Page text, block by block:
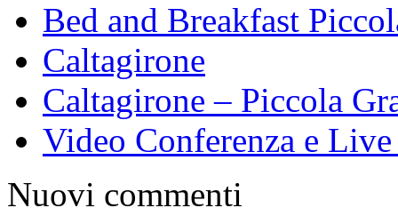
Bed and Breakfast
Caltagirone
Caltagirone – Piccola
Video Conferenza e
Nuovi commenti